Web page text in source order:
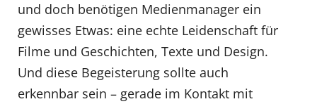
und doch benötigen Medienmanager ein
gewisses Etwas: eine echte Leidenschaft für
Filme und Geschichten, Texte und Design.
Und diese Begeisterung sollte auch
erkennbar sein – gerade im Kontakt mit